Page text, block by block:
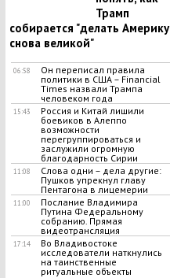
Трамп
собирается "делать Америку
снова великой"
06:58
Он переписал правила
политики в США – Financial
Times назвали Трампа
человеком года
15:43
Россия и Китай лишили
боевиков в Алеппо
возможности
перегруппироваться и
заслужили огромную
благодарность Сирии
11:08
Слова одни – дела другие:
Пушков упрекнул главу
Пентагона в лицемерии
11:00
Послание Владимира
Путина Федеральному
собранию. Прямая
видеотрансляция
17:14
Во Владивостоке
исследователи наткнулись
на таинственные
ритуальные объекты